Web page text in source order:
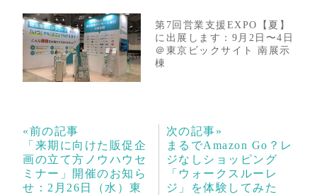
第7回営業支援EXPO【夏】
に出展します：9月2日〜4日
＠東京ビックサイト 南展示
棟
«前の記事
「来期に向けた販促企
画の立て方ノウハウセ
ミナー」開催のお知ら
せ：2月26日（水）東
次の記事»
まるでAmazon Go？レ
ジなしショッピング
「ウォークスルーレ
ジ」を体験してみた